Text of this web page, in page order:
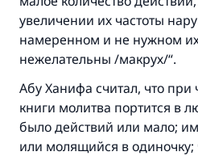
увеличении их частоты
намеренном и не нужном
нежелательны /макрух/“.
Абу Ханифа считал, что при
книги молитва портится в
было действий или мало;
или молящийся в одиночку;